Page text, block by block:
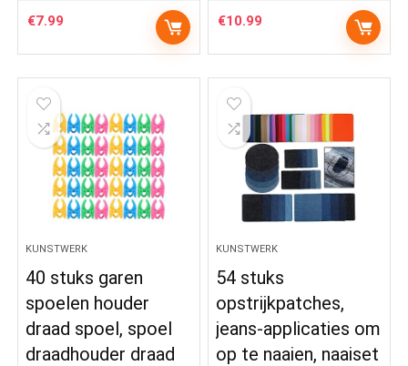
€7.99 €10.99
KUNSTWERK
40 stuks garen
spoelen houder
draad spoel, spoel
draadhouder draad
KUNSTWERK
54 stuks
opstrijkpatches,
jeans-applicaties om
op te naaien, naaiset